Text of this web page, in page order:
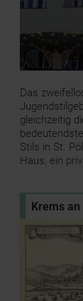
Das
gleichzeitig
Stils in St.
Haus, ein
Krems an